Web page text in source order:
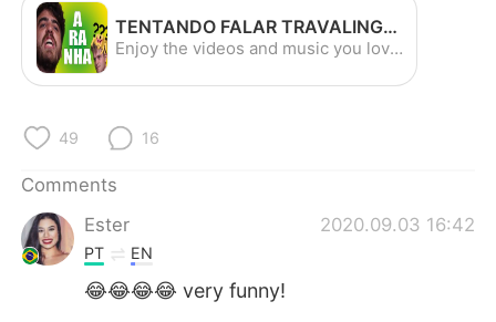
Français Deutsch
日本語 한국어
Русский
Türkçe
TENTANDO FALAR TRAVALINGUAS BRASILEIROS COM TEDDY - TONGUE TWISTERS - YouTube
Enjoy the videos and music you love, upload original content, and share it all with friends, family, and the world on YouTube.
49 16
Comments
Ester
2020.09.03 16:42
PT EN
😂😂😂😂 very funny!